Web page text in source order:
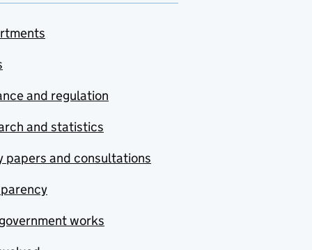
and regulation
and statistics
papers and consultations
works